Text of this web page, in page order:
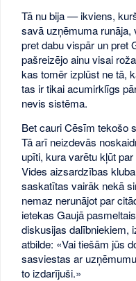
Tā nu bija — ikviens,
savā uzņēmuma
pret dabu vispār un pret
pašreizējo ainu visai
kas tomēr izplūst ne tā,
tas ir tikai acumirklīgs
nevis sistēma.
Bet cauri Cēsīm tekošo
Tā arī neizdevās
upīti, kura varētu kļūt
Vides aizsardzības
saskatītas vairāk nekā
nemaz nerunājot par
ietekas Gaujā
diskusijas dalībniekiem,
atbilde: «Vai tiešām jūs
sasviestas ar
to izdarījuši.»